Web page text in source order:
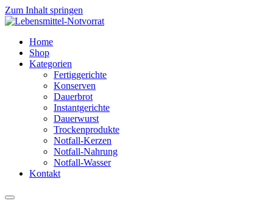
Zum Inhalt springen
Home
Shop
Kategorien
Fertiggerichte
Konserven
Dauerbrot
Instantgerichte
Dauerwurst
Trockenprodukte
Notfall-Kerzen
Notfall-Nahrung
Notfall-Wasser
Kontakt